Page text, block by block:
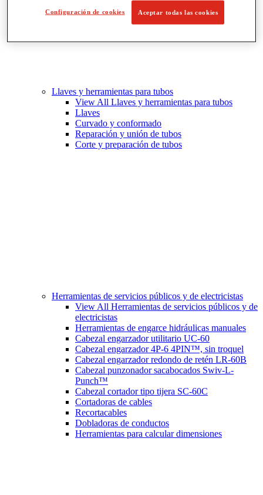
Llaves y herramientas para tubos
View All Llaves y herramientas para tubos
Llaves
Curvado y conformado
Reparación y unión de tubos
Corte y preparación de tubos
Herramientas de servicios públicos y de electricistas
View All Herramientas de servicios públicos y de
electricistas
Herramientas de engarce hidráulicas manuales
Cabezal engarzador utilitario UC-60
Cabezal engarzador 4P-6 4PIN™, sin troquel
Cabezal engarzador redondo de retén LR-60B
Cabezal punzonador sacabocados Swiv-L-
Punch™
Cabezal cortador tipo tijera SC-60C
Cortadoras de cables
Recortacables
Dobladoras de conductos
Herramientas para calcular dimensiones
Configuración de cookies Aceptar todas las cookies